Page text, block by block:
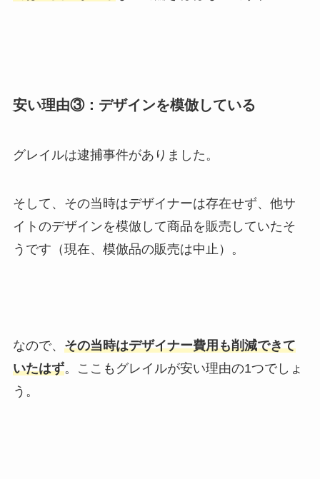
安い理由③：デザインを模倣している
グレイルは逮捕事件がありました。
そして、その当時はデザイナーは存在せず、他サ
イトのデザインを模倣して商品を販売していたそ
うです（現在、模倣品の販売は中止）。
なので、 その当時はデザイナー費用も削減できて
いたはず。ここもグレイルが安い理由の1つでしょ
う。